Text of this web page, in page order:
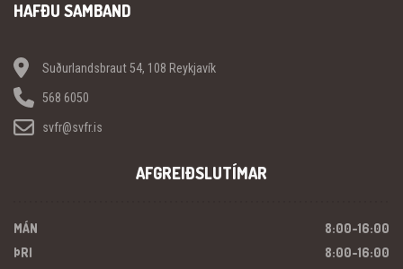
HAFÐU SAMBAND
Suðurlandsbraut 54, 108 Reykjavík
568 6050
svfr@svfr.is
AFGREIÐSLUTÍMAR
MÁN
8:00-16:00
ÞRI
8:00-16:00